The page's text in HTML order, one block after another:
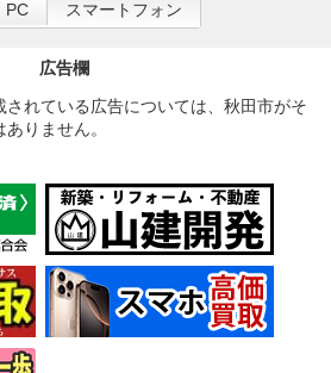
PC スマートフォン
広告欄
れている広告については、秋田市がそ
りません。